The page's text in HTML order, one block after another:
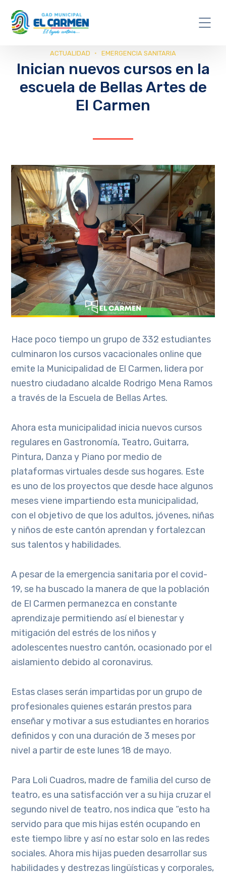
ACTUALIDAD EMERGENCIA SANITARIA
Inician nuevos cursos en la
escuela de Bellas Artes de
El Carmen
Hace poco tiempo un grupo de 332 estudiantes
culminaron los cursos vacacionales online que
emite la Municipalidad de El Carmen, lidera por
nuestro ciudadano alcalde Rodrigo Mena Ramos
a través de la Escuela de Bellas Artes.
Ahora esta municipalidad inicia nuevos cursos
regulares en Gastronomía, Teatro, Guitarra,
Pintura, Danza y Piano por medio de
plataformas virtuales desde sus hogares. Este
es uno de los proyectos que desde hace algunos
meses viene impartiendo esta municipalidad,
con el objetivo de que los adultos, jóvenes, niñas
y niños de este cantón aprendan y fortalezcan
sus talentos y habilidades.
A pesar de la emergencia sanitaria por el covid-
19, se ha buscado la manera de que la población
de El Carmen permanezca en constante
aprendizaje permitiendo así el bienestar y
mitigación del estrés de los niños y
adolescentes nuestro cantón, ocasionado por el
aislamiento debido al coronavirus.
Estas clases serán impartidas por un grupo de
profesionales quienes estarán prestos para
enseñar y motivar a sus estudiantes en horarios
definidos y con una duración de 3 meses por
nivel a partir de este lunes 18 de mayo.
Para Loli Cuadros, madre de familia del curso de
teatro, es una satisfacción ver a su hija cruzar el
segundo nivel de teatro, nos indica que “esto ha
servido para que mis hijas estén ocupando en
este tiempo libre y así no estar solo en las redes
sociales. Ahora mis hijas pueden desarrollar sus
habilidades y destrezas lingüísticas y corporales,